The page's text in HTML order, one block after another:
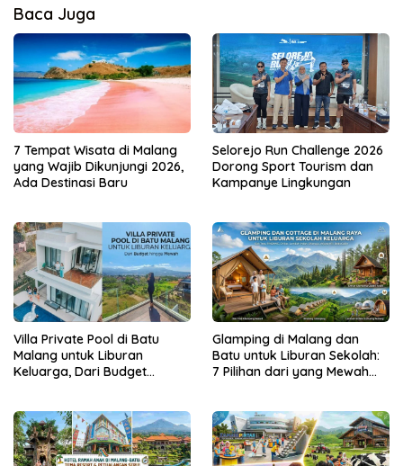
Baca Juga
7 Tempat Wisata di Malang
yang Wajib Dikunjungi 2026,
Ada Destinasi Baru
Selorejo Run Challenge 2026
Dorong Sport Tourism dan
Kampanye Lingkungan
Villa Private Pool di Batu
Malang untuk Liburan
Keluarga, Dari Budget
Glamping di Malang dan
Batu untuk Liburan Sekolah:
7 Pilihan dari yang Mewah